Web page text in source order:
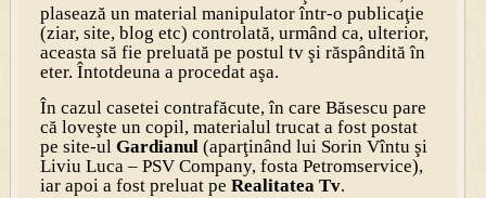
plasează un material manipulator într-o publicaţie
(ziar, site, blog etc) controlată, urmând ca, ulterior,
aceasta să fie preluată pe postul tv şi răspândită în
eter. Întotdeuna a procedat aşa.
În cazul casetei contrafăcute, în care Băsescu pare
că loveşte un copil, materialul trucat a fost postat
pe site-ul Gardianul(aparţinând lui Sorin Vîntu şi
Liviu Luca – PSV Company, fosta Petromservice),
iar apoi a fost preluat pe Realitatea Tv.